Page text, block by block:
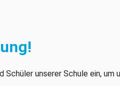
unserer Schule ein, um